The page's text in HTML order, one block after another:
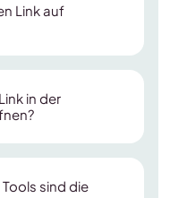
Link auf
in der
sind die